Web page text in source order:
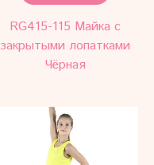
RG415-115 Майка с
закрытыми лопатками
Чёрная